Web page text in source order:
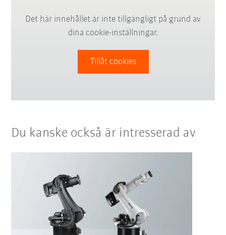
Det här innehållet är inte tillgängligt på grund av
dina cookie-inställningar.
Tillåt cookies
Du kanske också är intresserad av